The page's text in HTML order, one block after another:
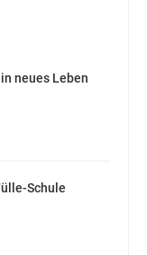
neues Leben
Schule